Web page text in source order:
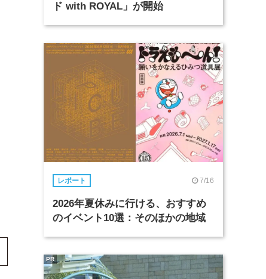
ド with ROYAL」が開始
レポート 7/16
2026年夏休みに行ける、おすすめ
のイベント10選：そのほかの地域
PR